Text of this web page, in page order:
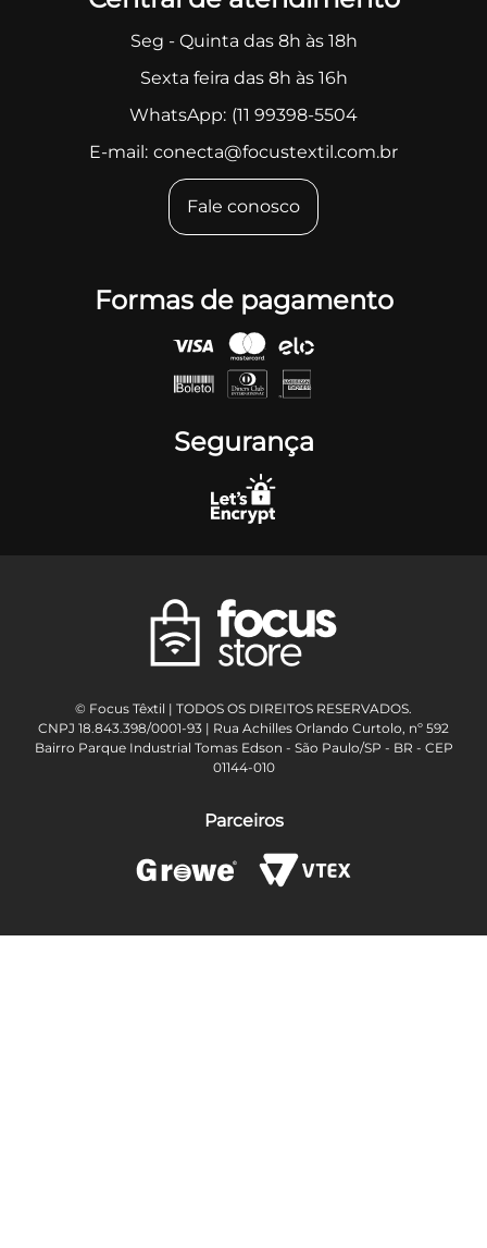
Seg - Quinta das 8h às 18h
Sexta feira das 8h às 16h
WhatsApp: (11 99398-5504
E-mail: conecta@focustextil.com.br
Fale conosco
Formas de pagamento
Segurança
© Focus Têxtil | TODOS OS DIREITOS RESERVADOS.
CNPJ 18.843.398/0001-93 | Rua Achilles Orlando Curtolo, nº 592
Bairro Parque Industrial Tomas Edson - São Paulo/SP - BR - CEP
01144-010
Parceiros